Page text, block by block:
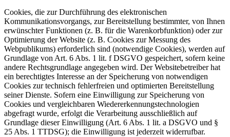
Cookies, die zur Durchführung des elektronischen
Kommunikationsvorgangs, zur Bereitstellung bestimmter, von Ihnen
erwünschter Funktionen (z. B. für die Warenkorbfunktion) oder zur
Optimierung der Website (z. B. Cookies zur Messung des
Webpublikums) erforderlich sind (notwendige Cookies), werden auf
Grundlage von Art. 6 Abs. 1 lit. f DSGVO gespeichert, sofern keine
andere Rechtsgrundlage angegeben wird. Der Websitebetreiber hat
ein berechtigtes Interesse an der Speicherung von notwendigen
Cookies zur technisch fehlerfreien und optimierten Bereitstellung
seiner Dienste. Sofern eine Einwilligung zur Speicherung von
Cookies und vergleichbaren Wiedererkennungstechnologien
abgefragt wurde, erfolgt die Verarbeitung ausschließlich auf
Grundlage dieser Einwilligung (Art. 6 Abs. 1 lit. a DSGVO und §
25 Abs. 1 TTDSG); die Einwilligung ist jederzeit widerrufbar.